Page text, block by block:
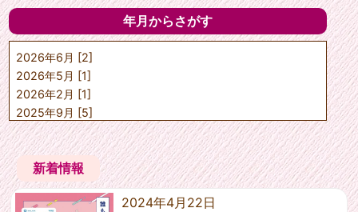
子育て支援天の童
ポポーのひろば
---市町村---
山形市こども未来課
上山市子ども子育て課
天童市子育て支援課
寒河江市子育て推進課
村山市子育て支援課
東根市子育て健康課
尾花沢市福祉課
中山町健康福祉課
山辺町保健福祉課
年月からさがす
2026年6月 [2]
2026年5月 [1]
2026年2月 [1]
2025年9月 [5]
2025年7月 [1]
2025年6月 [2]
2025年5月 [1]
2025年4月 [1]
2025年1月 [1]
新着情報
2024年4月22日